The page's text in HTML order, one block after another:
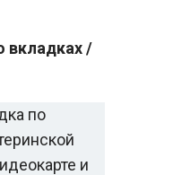
вкладках /
по
и